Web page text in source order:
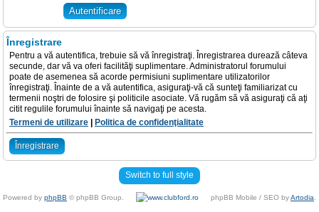
Înregistrare
Pentru a vă autentifica, trebuie să vă înregistraţi. Înregistrarea durează câteva
secunde, dar vă va oferi facilităţi suplimentare. Administratorul forumului
poate de asemenea să acorde permisiuni suplimentare utilizatorilor
înregistraţi. Înainte de a vă autentifica, asiguraţi-vă că sunteţi familiarizat cu
termenii noştri de folosire şi politicile asociate. Vă rugăm să vă asiguraţi că aţi
citit regulile forumului înainte să navigaţi pe acesta.
Termeni de utilizare
Politica de confidenţialitate
Înregistrare
Switch to full style
Powered by phpBB © phpBB Group. phpBB Mobile / SEO byArtodia